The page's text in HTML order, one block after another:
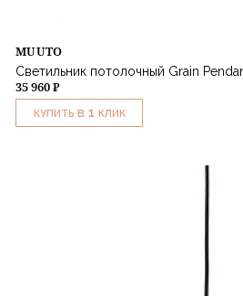
MUUTO
Светильник потолочный Grain
35 960 ₽
КУПИТЬ В 1 КЛИК